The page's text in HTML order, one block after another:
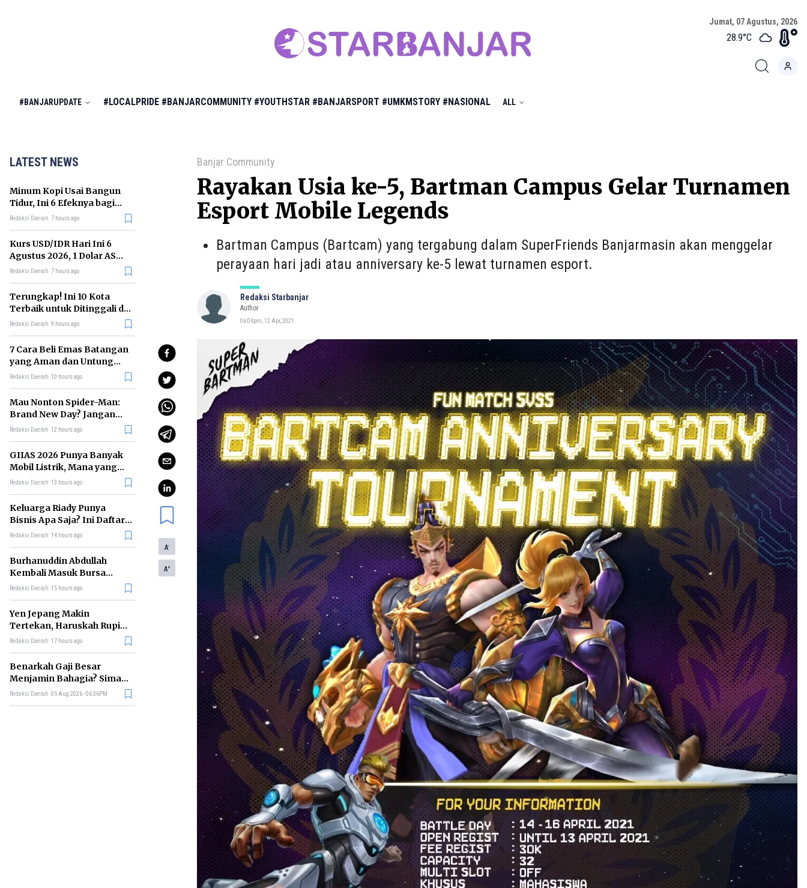
Jumat, 07 Agustus, 2026
28.9°C
#BANJARUPDATE #LOCALPRIDE #BANJARCOMMUNITY #YOUTHSTAR #BANJARSPORT #UMKMSTORY #NASIONAL ALL
LATEST NEWS
Minum Kopi Usai Bangun
Tidur, Ini 6 Efeknya bagi
Kesehatan Tubuh
Redaksi Daerah 7 hours ago
Kurs USD/IDR Hari Ini 6
Agustus 2026, 1 Dolar AS
Kini Berapa Rupiah?
Redaksi Daerah 7 hours ago
Terungkap! Ini 10 Kota
Terbaik untuk Ditinggali di
Dunia Tahun 2026
Redaksi Daerah 9 hours ago
7 Cara Beli Emas Batangan
yang Aman dan Untung
untuk Pemula
Redaksi Daerah 10 hours ago
Mau Nonton Spider-Man:
Brand New Day? Jangan
Lewatkan 6 Film Penting
Redaksi Daerah 12 hours ago
GIIAS 2026 Punya Banyak
Mobil Listrik, Mana yang
Cocok untuk Gaji Rp10 Juta?
Redaksi Daerah 13 hours ago
Keluarga Riady Punya
Bisnis Apa Saja? Ini Daftar
Kerajaan Usahanya
Redaksi Daerah 14 hours ago
Burhanuddin Abdullah
Kembali Masuk Bursa
Gubernur BI, Ini Rekam
Redaksi Daerah 15 hours ago
Yen Jepang Makin
Tertekan, Haruskah Rupiah
Ikut Khawatir?
Redaksi Daerah 17 hours ago
Benarkah Gaji Besar
Menjamin Bahagia? Simak
Penjelasan Ilmu Ekonomi
Redaksi Daerah 05 Aug 2026 - 06:36PM
Banjar Community
Rayakan Usia ke-5, Bartman Campus Gelar Turnamen
Esport Mobile Legends
Bartman Campus (Bartcam) yang tergabung dalam SuperFriends Banjarmasin akan menggelar
perayaan hari jadi atau anniversary ke-5 lewat turnamen esport.
Redaksi Starbanjar
Author
06:04pm, 12 Apr, 2021
A-
A+